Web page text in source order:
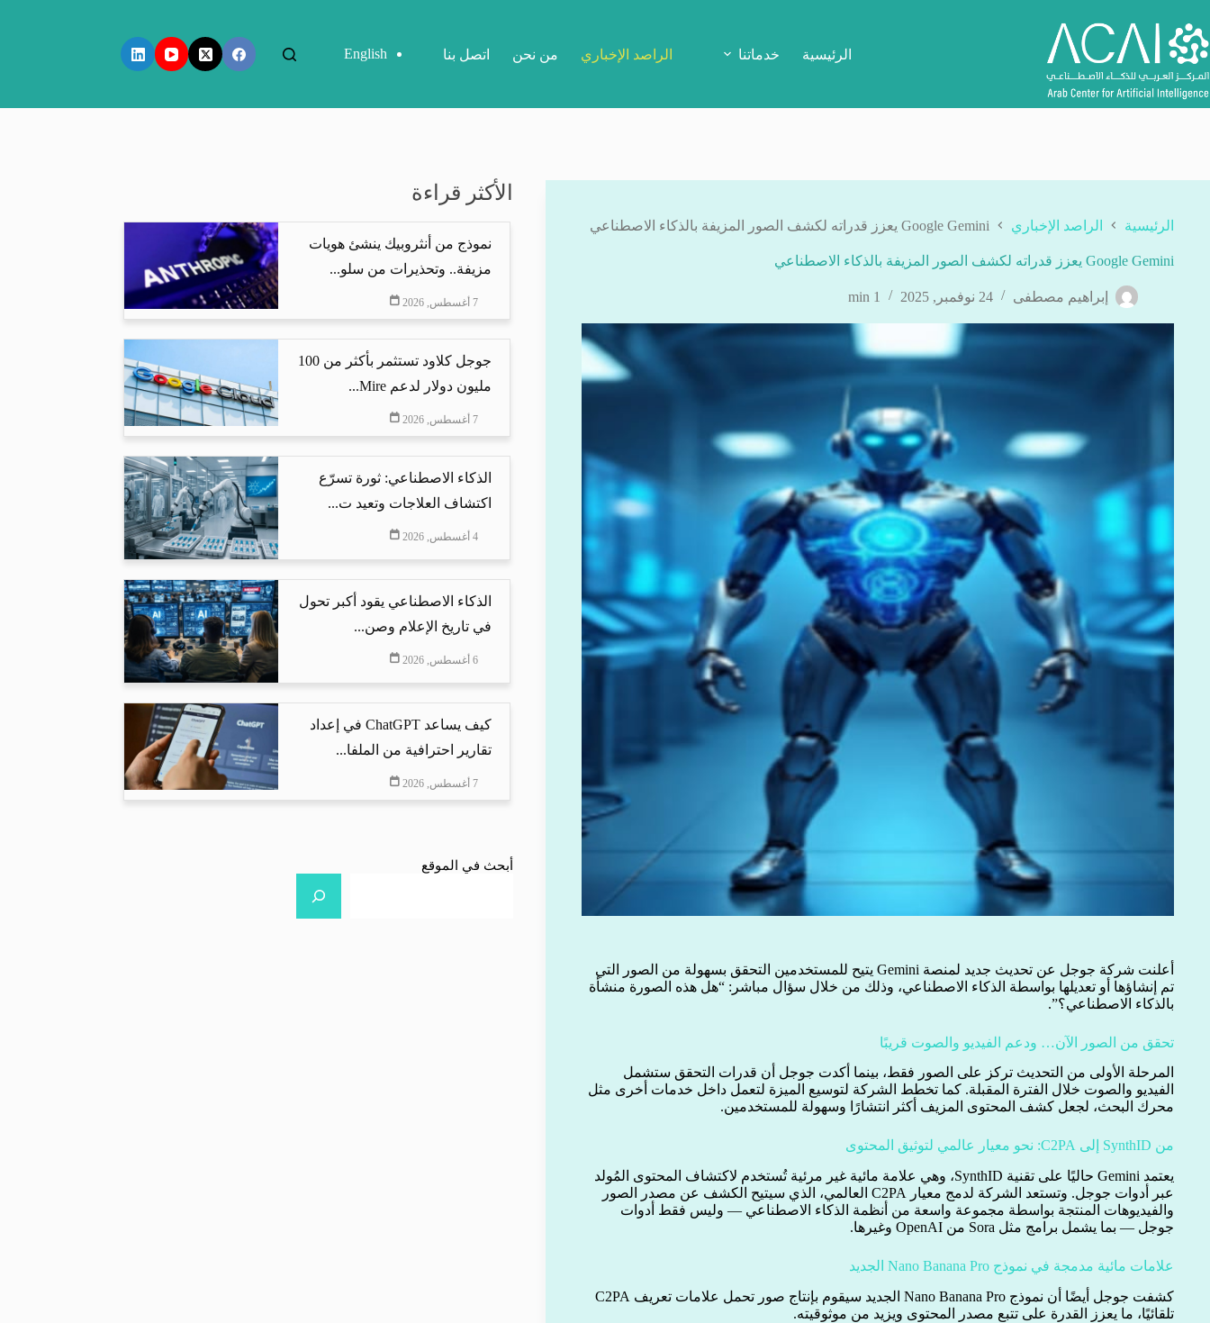
إلى
المحتوى
الرئيسية خدماتنا الراصد الإخباري من نحن اتصل بنا English
الرئيسية الراصد الإخباري Google Gemini يعزز قدراته لكشف الصور المزيفة بالذكاء الاصطناعي
Google Gemini يعزز قدراته لكشف الصور المزيفة بالذكاء الاصطناعي
إبراهيم مصطفى 24 نوفمبر, 2025 1 min
أعلنت شركة جوجل عن تحديث جديد لمنصة Gemini يتيح للمستخدمين التحقق بسهولة من الصور التي
تم إنشاؤها أو تعديلها بواسطة الذكاء الاصطناعي، وذلك من خلال سؤال مباشر: “هل هذه الصورة منشأة
بالذكاء الاصطناعي؟”.
تحقق من الصور الآن… ودعم الفيديو والصوت قريبًا
المرحلة الأولى من التحديث تركز على الصور فقط، بينما أكدت جوجل أن قدرات التحقق ستشمل
الفيديو والصوت خلال الفترة المقبلة. كما تخطط الشركة لتوسيع الميزة لتعمل داخل خدمات أخرى مثل
محرك البحث، لجعل كشف المحتوى المزيف أكثر انتشارًا وسهولة للمستخدمين.
من SynthID إلى C2PA: نحو معيار عالمي لتوثيق المحتوى
يعتمد Gemini حاليًا على تقنية SynthID، وهي علامة مائية غير مرئية تُستخدم لاكتشاف المحتوى المُولد
عبر أدوات جوجل. وتستعد الشركة لدمج معيار C2PA العالمي، الذي سيتيح الكشف عن مصدر الصور
والفيديوهات المنتجة بواسطة مجموعة واسعة من أنظمة الذكاء الاصطناعي — وليس فقط أدوات
جوجل — بما يشمل برامج مثل Sora من OpenAI وغيرها.
علامات مائية مدمجة في نموذج Nano Banana Pro الجديد
كشفت جوجل أيضًا أن نموذج Nano Banana Pro الجديد سيقوم بإنتاج صور تحمل علامات تعريف C2PA
تلقائيًا، ما يعزز القدرة على تتبع مصدر المحتوى ويزيد من موثوقيته.
الأكثر قراءة
نموذج من أنثروبيك ينشئ هويات
مزيفة.. وتحذيرات من سلو...
7 أغسطس, 2026
جوجل كلاود تستثمر بأكثر من 100
مليون دولار لدعم Mire...
7 أغسطس, 2026
الذكاء الاصطناعي: ثورة تسرّع
اكتشاف العلاجات وتعيد ت...
4 أغسطس, 2026
الذكاء الاصطناعي يقود أكبر تحول
في تاريخ الإعلام وصن...
6 أغسطس, 2026
كيف يساعد ChatGPT في إعداد
تقارير احترافية من الملفا...
7 أغسطس, 2026
أبحث في الموقع